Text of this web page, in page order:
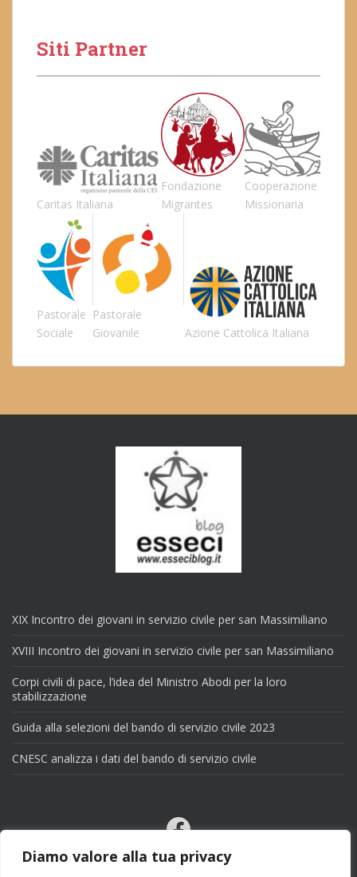
Diamo valore alla tua privacy
Siti Partner
Caritas Italiana
Fondazione
Migrantes
Cooperazione
Missionaria
Pastorale
Sociale
Pastorale
Giovanile
Azione Cattolica Italiana
XIX Incontro dei giovani in servizio civile per san Massimiliano
XVIII Incontro dei giovani in servizio civile per san Massimiliano
Corpi civili di pace, l’idea del Ministro Abodi per la loro
stabilizzazione
Guida alla selezioni del bando di servizio civile 2023
CNESC analizza i dati del bando di servizio civile
Facebook
Email